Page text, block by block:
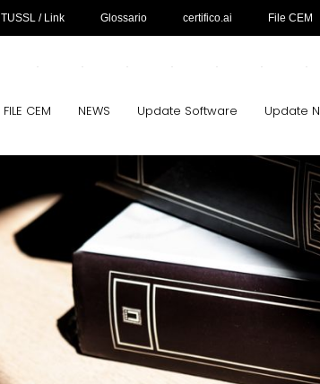
TUSSL / Link Glossario certifico.ai File CEM
FILE CEM NEWS Update Software Update